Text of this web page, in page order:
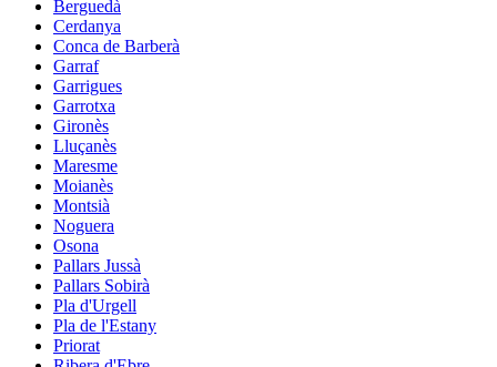
Berguedà
Cerdanya
Conca de Barberà
Garraf
Garrigues
Garrotxa
Gironès
Lluçanès
Maresme
Moianès
Montsià
Noguera
Osona
Pallars Jussà
Pallars Sobirà
Pla d'Urgell
Pla de l'Estany
Priorat